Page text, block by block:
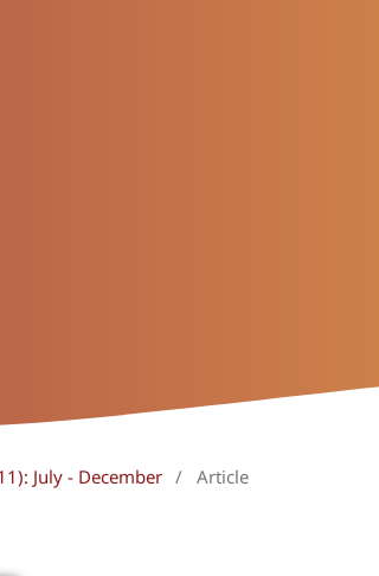
July - December / Article